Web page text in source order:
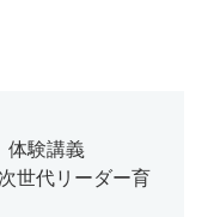
体験講義
世代リーダー育